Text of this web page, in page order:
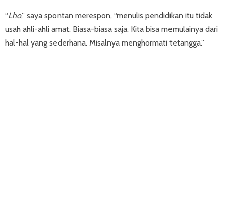
“Lho,” saya spontan merespon, “menulis pendidikan itu tidak
usah ahli-ahli amat. Biasa-biasa saja. Kita bisa memulainya dari
hal-hal yang sederhana. Misalnya menghormati tetangga.”